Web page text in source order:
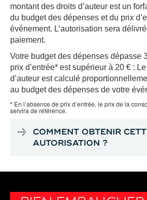
montant des droits d’auteur est un
du budget des dépenses et du prix
événement. L’autorisation sera
paiement.
Votre budget des dépenses dépasse
prix d’entrée* est supérieur à 20 € :
d’auteur est calculé
au budget des dépenses de votre
* En l’absence de prix d’entrée, le prix de la
servira de référence.
COMMENT OBTENIR
AUTORISATION ?